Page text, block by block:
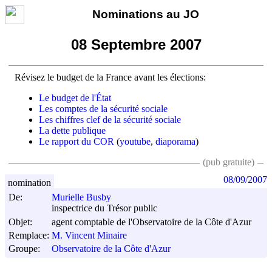
Nominations au JO
08 Septembre 2007
Révisez le budget de la France avant les élections:
Le budget de l'État
Les comptes de la sécurité sociale
Les chiffres clef de la sécurité sociale
La dette publique
Le rapport du COR (youtube, diaporama)
(pub gratuite)
De:
Murielle Busby
inspectrice du Trésor public
Objet:
agent comptable de l'Observatoire de la Côte d'Azur
Remplace: M. Vincent Minaire
Groupe:
Observatoire de la Côte d'Azur
nomination 08/09/2007